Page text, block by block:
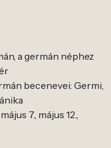
a germán néphez
becenevei: Germi,
7., május 12.,